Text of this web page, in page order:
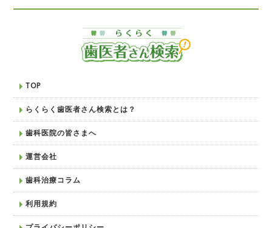
TOP
らくらく歯医者さん検索とは？
歯科医院の皆さまへ
運営会社
歯科治療コラム
利用規約